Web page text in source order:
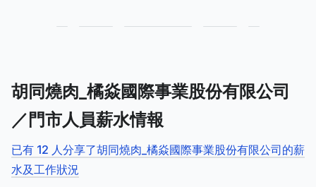
胡同燒肉_橘焱國際事業股份有限公司
／門市人員薪水情報
已有 12 人分享了胡同燒肉_橘焱國際事業股份有限公司的薪
水及工作狀況